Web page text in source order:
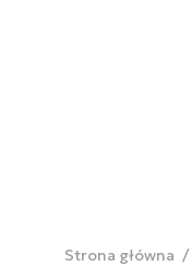
Strona główna